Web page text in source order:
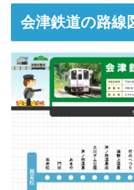
会津鉄道の路線